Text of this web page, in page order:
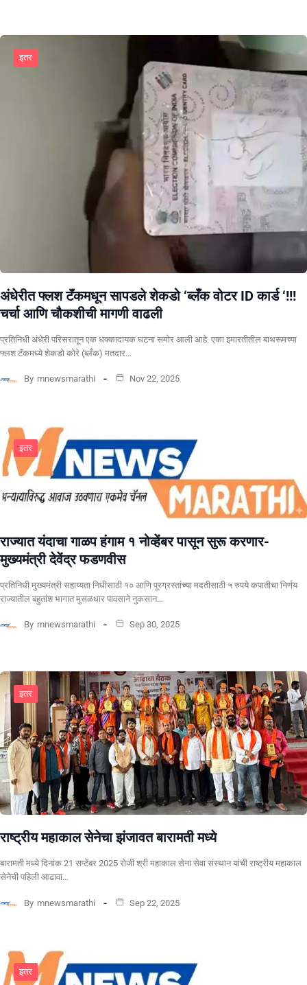
इतर
अंधेरीत फ्लश टॅंकमधून सापडले शेकडो ‘ब्लँक वोटर ID कार्ड ‘!!!
चर्चा आणि चौकशीची मागणी वाढली
प्रतिनिधी अंधेरी परिसरातून एक धक्कादायक घटना समोर आली आहे. एका इमारतीतील बाथरूमच्या
फ्लश टॅंकमध्ये शेकडो कोरे (ब्लँक) मतदार…
By mnewsmarathi Nov 22, 2025
इतर
राज्यात यंदाचा गाळप हंगाम १ नोव्हेंबर पासून सुरू करणार-
मुख्यमंत्री देवेंद्र फडणवीस
प्रतिनिधी मुख्यमंत्री सहाय्यता निधीसाठी १० आणि पूरग्रस्तांच्या मदतीसाठी ५ रुपये कपातीचा निर्णय
राज्यातील बहुतांश भागात मुसळधार पावसाने नुकसान…
By mnewsmarathi Sep 30, 2025
इतर
राष्ट्रीय महाकाल सेनेचा झंजावत बारामती मध्ये
बारामती मध्ये दिनांक 21 सप्टेंबर 2025 रोजी श्री महाकाल सेना सेवा संस्थान यांची राष्ट्रीय महाकाल
सेनेची पहिली आढावा…
By mnewsmarathi Sep 22, 2025
इतर